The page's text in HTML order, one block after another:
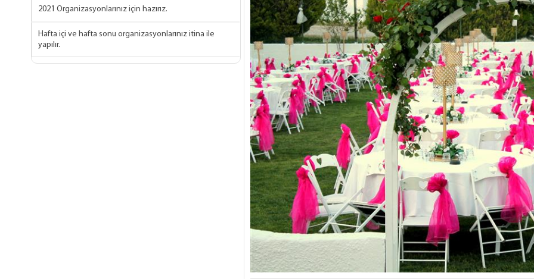
2021 Organizasyonlarınız için hazırız.
Hafta içi ve hafta sonu organizasyonlarınız itina ile
yapılır.